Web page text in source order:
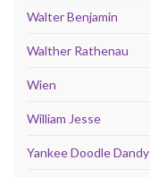
Walter Benjamin
Walther Rathenau
Wien
William Jesse
Yankee Doodle Dandy